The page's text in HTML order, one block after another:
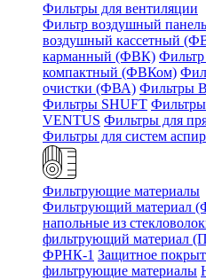
Фильтры для вентиляции
Фильтр воздушный
воздушный кассетный
карманный (ФВК)
компактный (ФВКом)
очистки (ФВА) Фильтры
Фильтры SHUFT Фильтры
VENTUS Фильтры для
Фильтры для систем
Фильтрующие материалы
Фильтрующий
напольные из
фильтрующий материал
ФРНК-1 Защитное
фильтрующие материалы